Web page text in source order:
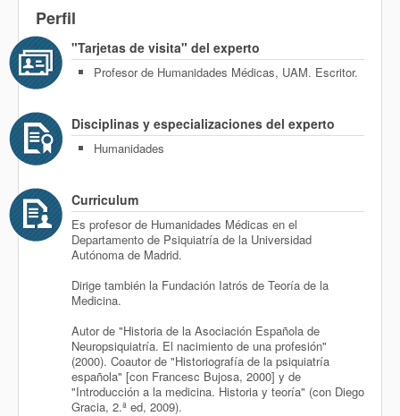
Perfil
"Tarjetas de visita" del experto
Profesor de Humanidades Médicas, UAM. Escritor.
Disciplinas y especializaciones del experto
Humanidades
Curriculum
Es profesor de Humanidades Médicas en el
Departamento de Psiquiatría de la Universidad
Autónoma de Madrid.
Dirige también la Fundación Iatrós de Teoría de la
Medicina.
Autor de "Historia de la Asociación Española de
Neuropsiquiatría. El nacimiento de una profesión"
(2000). Coautor de "Historiografía de la psiquiatría
española" [con Francesc Bujosa, 2000] y de
"Introducción a la medicina. Historia y teoría" (con Diego
Gracia, 2.ª ed, 2009).